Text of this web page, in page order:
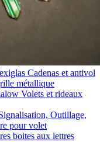
Cadenas et antivol
métallique
Volets et rideaux
Outillage,
pour volet
boites aux lettres